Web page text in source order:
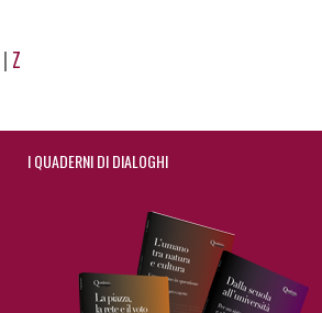
| Z
IQUADERNI DI DIALOGHI